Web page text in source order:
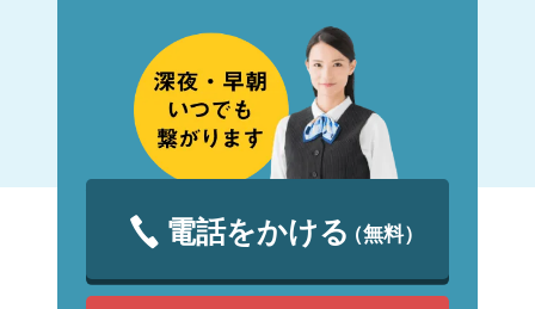
電話をかける（無料）